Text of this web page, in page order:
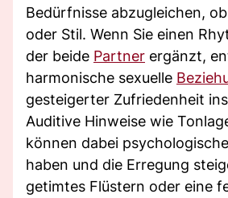
Bedürfnisse abzugleichen,
oder Stil. Wenn Sie einen
der beide Partner ergänzt,
harmonische sexuelle
gesteigerter Zufriedenheit
Auditive Hinweise wie
können dabei
haben und die Erregung
getimtes Flüstern oder eine